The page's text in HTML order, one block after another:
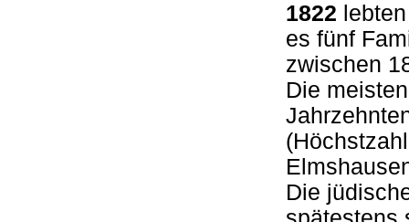
1822
es fünf
zwischen
Die
Die